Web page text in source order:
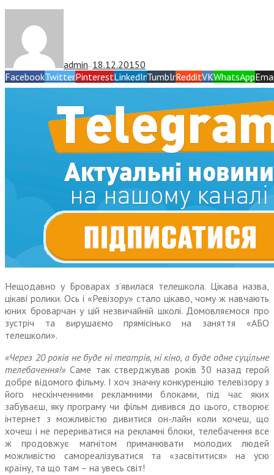
admin — 18.12.20150
FacebookTwitterPinterestLinkedInTumblrRedditVKWhatsApp
Нещодавно у Броварах з’явилася телешкола. Цікава назва,
цікаві ролики. Ось і «Ревізору» стало цікаво, чому ж навчають
юних броварчан у цій незвичайній школі. Домовляємося про
зустріч та вирушаємо прямісінько на заняття «АБО
телешколи».
«Через 20 років не буде ні театрів, ні кіно, а буде одне суцільне
телебачення!» Саме так стверджував років 30 назад герой
добре відомого фільму. І хоч значну конкуренцію теле­візору з
його нескінченними рекламними блоками, під час яких
забуваєш, яку програму чи фільм дивився до цього, створює
інтернет з можливістю дивитися он-лайн коли хочеш, що
хочеш і не перериватися на рекламні блоки, телебачення все
ж продовжує магнітом приманювати молодих людей
можливістю самореалізу­ватися та «засвітитися» на усю
країну, та що там – на увесь світ!